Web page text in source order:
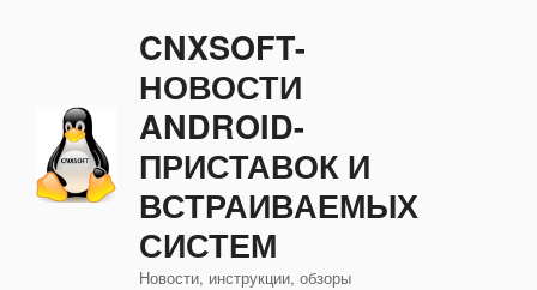
CNXSOFT-
НОВОСТИ
ANDROID-
ПРИСТАВОК И
ВСТРАИВАЕМЫХ
СИСТЕМ
Новости, инструкции, обзоры